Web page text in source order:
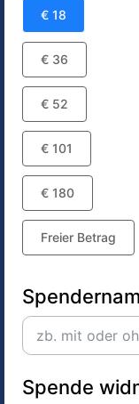
€ 18
€ 36
€ 52
€ 101
€ 180
Freier Betrag
Spende